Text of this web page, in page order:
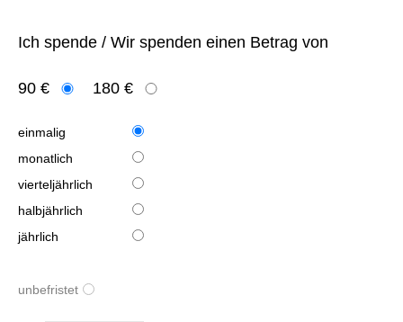
Ich spende / Wir spenden einen Betrag von
90 € 180 €
einmalig
monatlich
vierteljährlich
halbjährlich
jährlich
unbefristet